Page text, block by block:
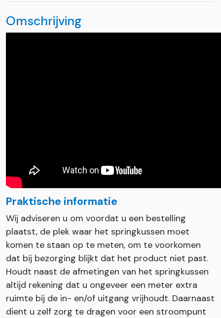
Omschrijving
Praktische informatie
Wij adviseren u om voordat u een bestelling
plaatst, de plek waar het springkussen moet
komen te staan op te meten, om te voorkomen
dat bij bezorging blijkt dat het product niet past.
Houdt naast de afmetingen van het springkussen
altijd rekening dat u ongeveer een meter extra
ruimte bij de in- en/of uitgang vrijhoudt. Daarnaast
dient u zelf zorg te dragen voor een stroompunt